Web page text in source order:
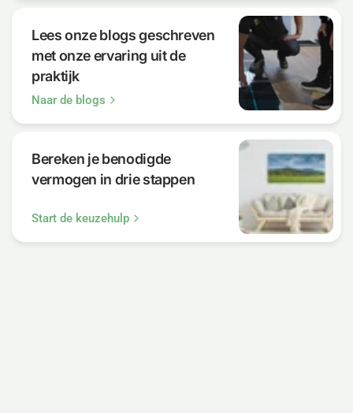
Lees onze blogs geschreven
met onze ervaring uit de
praktijk
Naar de blogs
Bereken je benodigde
vermogen in drie stappen
Start de keuzehulp